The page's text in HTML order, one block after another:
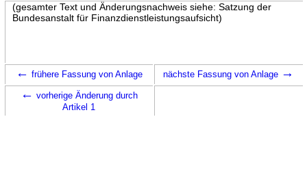
(gesamter Text und Änderungsnachweis siehe: Satzung der
Bundesanstalt für Finanzdienstleistungsaufsicht)
← frühere Fassung von Anlage nächste Fassung von Anlage →
← vorherige Änderung durch
Artikel 1